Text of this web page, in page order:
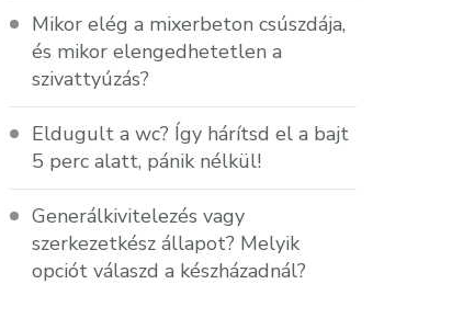
Mikor elég a mixerbeton csúszdája,
és mikor elengedhetetlen a
szivattyúzás?
Eldugult a wc? Így hárítsd el a bajt
5 perc alatt, pánik nélkül!
Generálkivitelezés vagy
szerkezetkész állapot? Melyik
opciót válaszd a készházadnál?